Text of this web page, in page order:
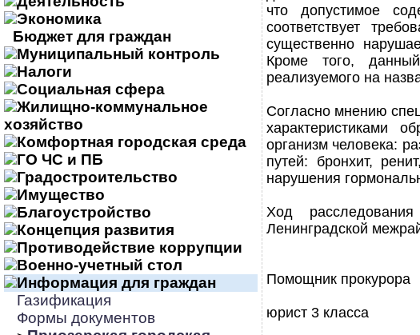
Экономика
Бюджет для граждан
Муниципальный контроль
Налоги
Социальная сфера
Жилищно-коммунальное
хозяйство
Комфортная городская среда
ГО ЧС и ПБ
Градостроительство
Имущество
Благоустройство
Концепция развития
Противодействие коррупции
Военно-учетный стол
Информация для граждан
Газификация
Формы документов
что допустимое
соответствует
существенно
Кроме того,
реализуемого на
Согласно мнению
характеристиками
организм человека:
путей: бронхит,
нарушения
Ход
Ленинградской
Помощник прокурора
юрист 3 класса